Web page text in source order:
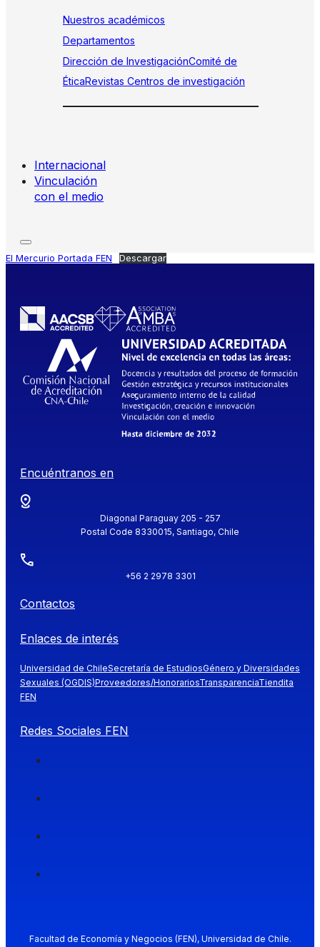
Nuestros académicos
Departamentos
Dirección de InvestigaciónComité de
ÉticaRevistas Centros de investigación
Internacional
Vinculación
con el medio
El Mercurio Portada FEN Descargar
Encuéntranos en
Diagonal Paraguay 205 - 257
Postal Code 8330015, Santiago, Chile
+56 2 2978 3301
Contactos
Enlaces de interés
Universidad de ChileSecretaría de EstudiosGénero y Diversidades
Sexuales (OGDIS)Proveedores/HonorariosTransparenciaTiendita
FEN
Redes Sociales FEN
Facultad de Economía y Negocios (FEN), Universidad de Chile.